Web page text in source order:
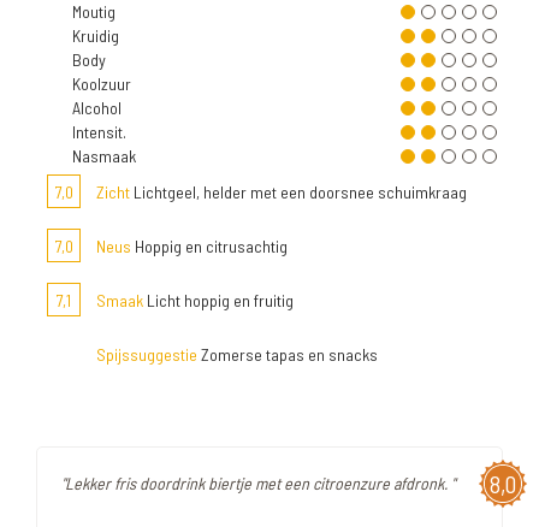
Moutig
Kruidig
Body
Koolzuur
Alcohol
Intensit.
Nasmaak
7,0
Zicht Lichtgeel, helder met een doorsnee schuimkraag
7,0 Neus Hoppig en citrusachtig
7,1 Smaak Licht hoppig en fruitig
Spijssuggestie Zomerse tapas en snacks
8,0
"Lekker fris doordrink biertje met een citroenzure afdronk. "